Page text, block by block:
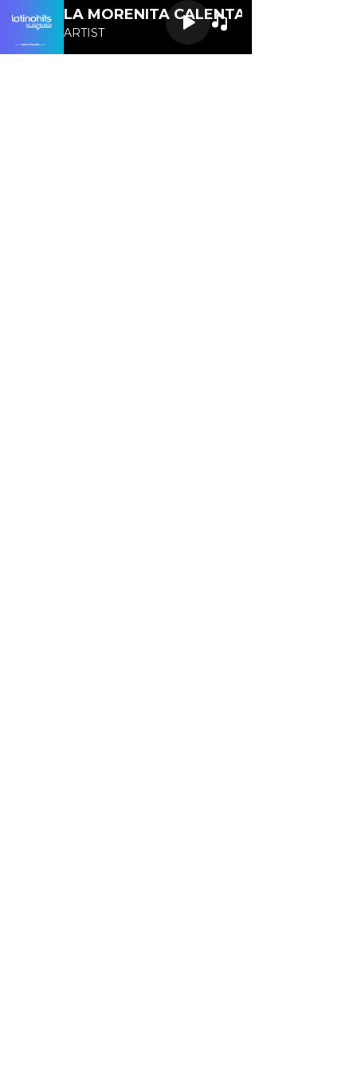
LA MORENITA CALENTANA 107.1 FM
ARTIST
Letra de la cancion